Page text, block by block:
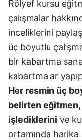
Rölyef kursu
çalışmalar
inceliklerini
üç boyutlu
bir kabartma
kabartmalar
Her resmin üç
belirten eğitmen,
işlediklerini ve
ortamında harika